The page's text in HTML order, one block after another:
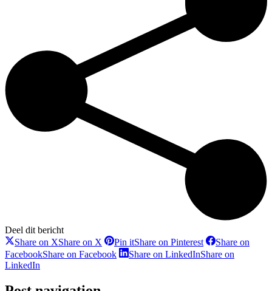
Deel dit bericht
Share on XShare on X Pin itShare on Pinterest
Share on
FacebookShare on Facebook Share on LinkedInShare on
LinkedIn